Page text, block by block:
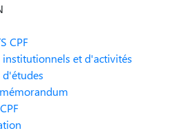
CPF
institutionnels et d'activités